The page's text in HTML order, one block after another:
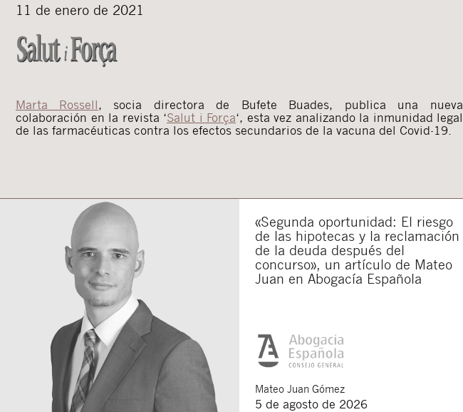
11 de enero de 2021
Marta Rossell, socia directora de Bufete Buades, publica una nueva
colaboración en la revista ‘Salut i Força‘, esta vez analizando la inmunidad legal
de las farmacéuticas contra los efectos secundarios de la vacuna del Covid-19.
«Segunda oportunidad: El riesgo
de las hipotecas y la reclamación
de la deuda después del
concurso», un artículo de Mateo
Juan en Abogacía Española
Mateo Juan Gómez
5 de agosto de 2026